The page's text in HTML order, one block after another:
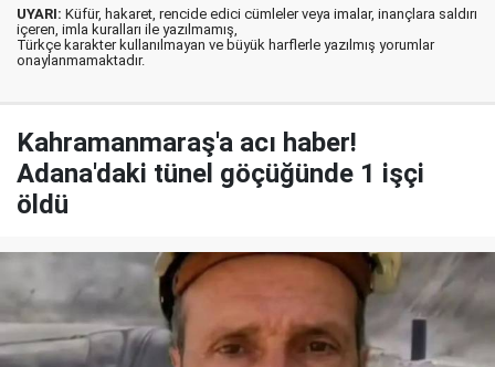
UYARI: Küfür, hakaret, rencide edici cümleler veya imalar, inançlara saldırı
içeren, imla kuralları ile yazılmamış,
Türkçe karakter kullanılmayan ve büyük harflerle yazılmış yorumlar
onaylanmamaktadır.
Kahramanmaraş'a acı haber!
Adana'daki tünel göçüğünde 1 işçi
öldü